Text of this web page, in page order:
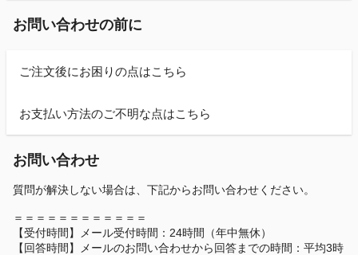
お問い合わせの前に
ご注文後にお困りの点はこちら
お支払い方法のご不明な点はこちら
お問い合わせ
質問が解決しない場合は、下記からお問い合わせください。
＝＝＝＝＝＝＝＝＝＝＝＝
【受付時間】メール受付時間：24時間（年中無休）
【回答時間】メールのお問い合わせから回答までの時間：平均3時